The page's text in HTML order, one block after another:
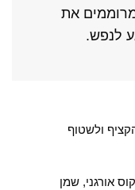
את
לנפש.
ולשטוף
אורגני, שמן